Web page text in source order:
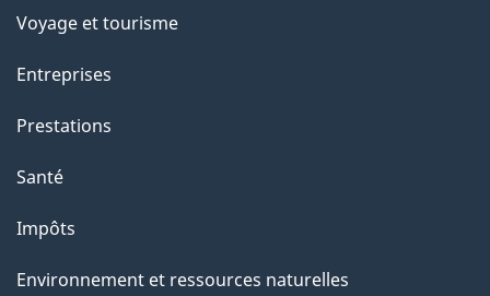
Voyage et tourisme
Entreprises
Prestations
Santé
Impôts
Environnement et ressources naturelles